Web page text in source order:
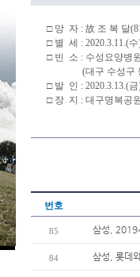
□ 망 자 : 故 조 복 달
□ 별 세 : 2020.3.11.(
□ 빈 소 : 수성요양병
(대구 수성구 동
□ 발 인 : 2020.3.13.(
□ 장 지 : 대구명복공
번호
85 삼성, 2019
84 삼성, 롯데